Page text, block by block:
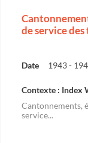
de service
Date 1943 -
Contexte : Index
Cantonnements,
service...